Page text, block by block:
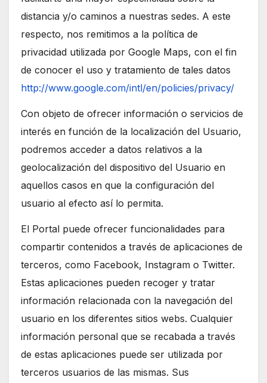
distancia y/o caminos a nuestras sedes. A este
respecto, nos remitimos a la política de
privacidad utilizada por Google Maps, con el fin
de conocer el uso y tratamiento de tales datos
http://www.google.com/intl/en/policies/privacy/
Con objeto de ofrecer información o servicios de
interés en función de la localización del Usuario,
podremos acceder a datos relativos a la
geolocalización del dispositivo del Usuario en
aquellos casos en que la configuración del
usuario al efecto así lo permita.
El Portal puede ofrecer funcionalidades para
compartir contenidos a través de aplicaciones de
terceros, como Facebook, Instagram o Twitter.
Estas aplicaciones pueden recoger y tratar
información relacionada con la navegación del
usuario en los diferentes sitios webs. Cualquier
información personal que se recabada a través
de estas aplicaciones puede ser utilizada por
terceros usuarios de las mismas. Sus